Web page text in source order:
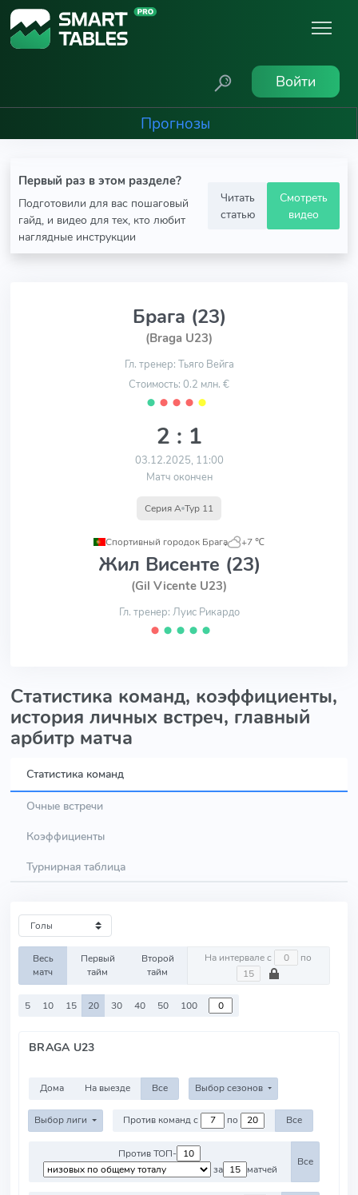
Войти
Прогнозы
Первый раз в этом разделе?
Подготовили для вас пошаговый
гайд, и видео для тех, кто любит
наглядные инструкции
Читать
статью
Смотреть
видео
Брага (23)
(Braga U23)
Гл. тренер: Тьяго Вейга
Стоимость: 0.2 млн. €
⬤ ⬤ ⬤ ⬤ ⬤
2 : 1
03.12.2025, 11:00
Матч окончен
Серия A Тур 11
Спортивный городок Брага
, +7 ℃
Жил Висенте (23)
(Gil Vicente U23)
Гл. тренер: Луис Рикардо
⬤ ⬤ ⬤ ⬤ ⬤
Статистика команд, коэффициенты,
история личных встреч, главный
арбитр матча
Статистика команд
Очные встречи
Коэффициенты
Турнирная таблица
Весь
матч
Первый
тайм
Второй
тайм
На интервале с по
5 10 15 20 30 40 50 100
BRAGA U23
Дома На выезде Все Выбор сезонов
Выбор лиги Против команд с по Все
Против ТОП-
за
матчей
Все